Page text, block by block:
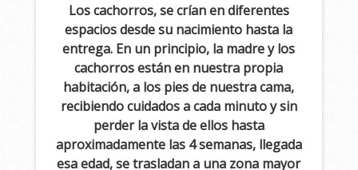
Los cachorros, se crían en diferentes
espacios desde su nacimiento hasta la
entrega. En un principio, la madre y los
cachorros están en nuestra propia
habitación, a los pies de nuestra cama,
recibiendo cuidados a cada minuto y sin
perder la vista de ellos hasta
aproximadamente las 4 semanas, llegada
esa edad, se trasladan a una zona mayor